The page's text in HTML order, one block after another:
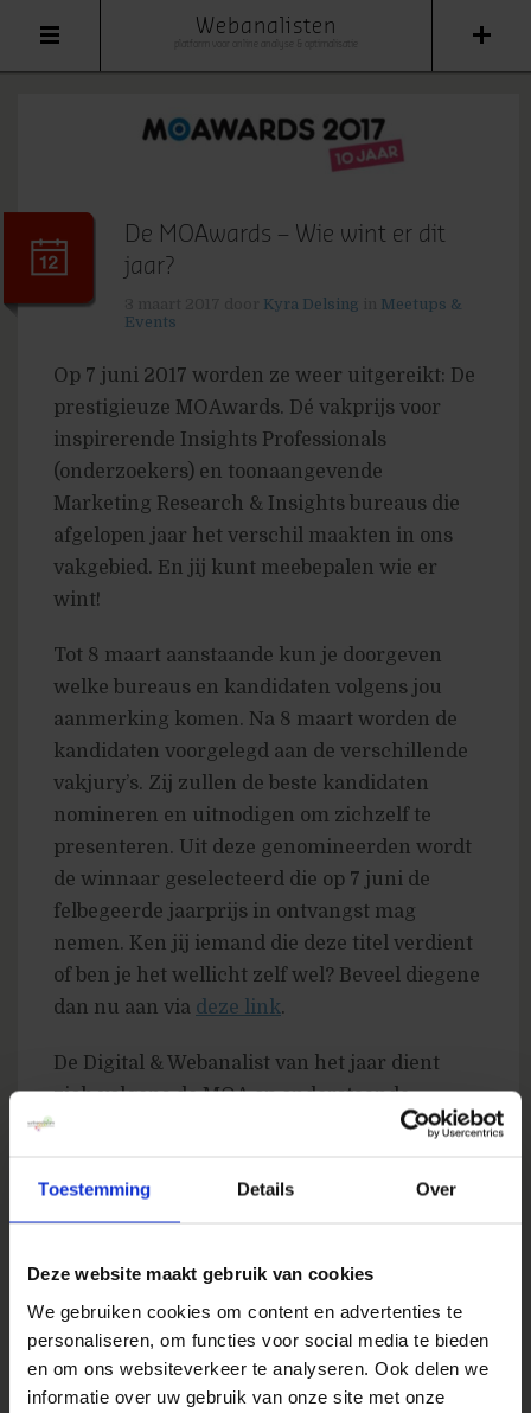
Toestemming Details Over
Deze website maakt gebruik van cookies
We gebruiken cookies om content en advertenties te
personaliseren, om functies voor social media te bieden
en om ons websiteverkeer te analyseren. Ook delen we
informatie over uw gebruik van onze site met onze
Webanalisten
De MOAwards – Wie wint er dit
jaar?
Kyra Delsing
Meetups &
Events
Op 7 juni 2017 worden ze weer uitgereikt: De
prestigieuze MOAwards. Dé vakprijs voor
inspirerende Insights Professionals
(onderzoekers) en toonaangevende
Marketing Research & Insights bureaus die
afgelopen jaar het verschil maakten in ons
vakgebied. En jij kunt meebepalen wie er
wint!
Tot 8 maart aanstaande kun je doorgeven
welke bureaus en kandidaten volgens jou
aanmerking komen. Na 8 maart worden de
kandidaten voorgelegd aan de verschillende
vakjury’s. Zij zullen de beste kandidaten
nomineren en uitnodigen om zichzelf te
presenteren. Uit deze genomineerden wordt
de winnaar geselecteerd die op 7 juni de
felbegeerde jaarprijs in ontvangst mag
nemen. Ken jij iemand die deze titel verdient
of ben je het wellicht zelf wel? Beveel diegene
dan nu aan via deze link.
De Digital & Webanalist van het jaar dient
zich volgens de MOA op onderstaande
criteria te onderscheiden om in aanmerking
werkzaam in de (digital) onderzoek-sector
creatief & een vernieuwende aanpak
goede communicatieve vaardigheden
valt op buiten de branche (buitenwaarts
gericht)